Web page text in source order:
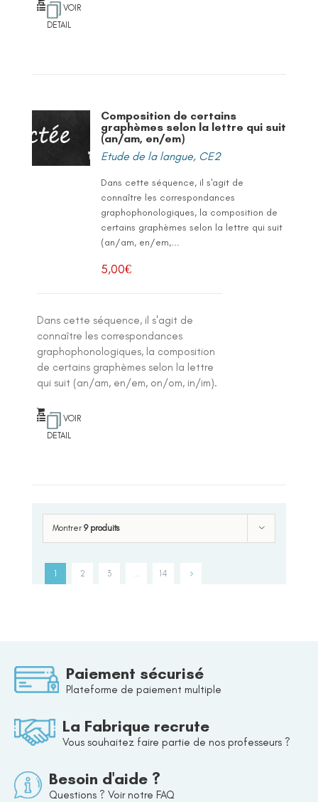
VOIR
DETAIL
Composition de certains
graphèmes selon la lettre qui suit
(an/am, en/em)
Etude de la langue, CE2
Dans cette séquence, il s'agit de
connaître les correspondances
graphophonologiques, la composition de
certains graphèmes selon la lettre qui suit
(an/am, en/em,...
5,00€
Dans cette séquence, il s'agit de
connaître les correspondances
graphophonologiques, la composition
de certains graphèmes selon la lettre
qui suit (an/am, en/em, on/om, in/im).
VOIR
DETAIL
Montrer 9 produits
1 2 3 14
Paiement sécurisé
Plateforme de paiement multiple
La Fabrique recrute
Vous souhaitez faire partie de nos professeurs ?
Besoin d'aide ?
Questions ? Voir notre FAQ